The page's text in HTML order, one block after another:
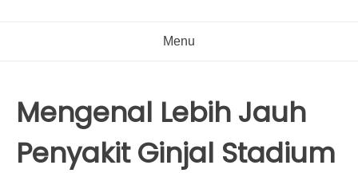
Menu
Mengenal Lebih Jauh
Penyakit Ginjal Stadium